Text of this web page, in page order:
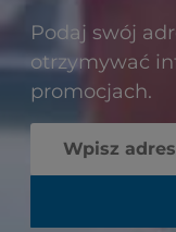
Podaj swój
otrzymywać
promocjach.